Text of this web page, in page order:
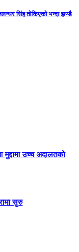
सिंह तोकिएको भन्दा झण्डै
मुद्दामा उच्च अदालतको
सुरु